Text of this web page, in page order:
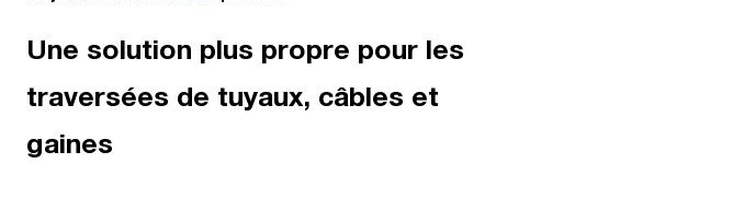
Une solution plus propre pour les
traversées de tuyaux, câbles et
gaines